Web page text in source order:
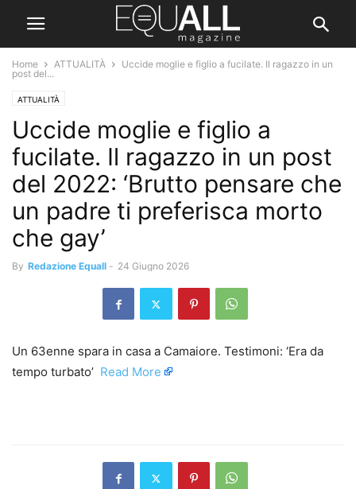
Home ATTUALITÀ
Uccide moglie e figlio a fucilate. Il ragazzo in un
post del...
ATTUALITÀ
Uccide moglie e figlio a
fucilate. Il ragazzo in un post
del 2022: ‘Brutto pensare che
un padre ti preferisca morto
che gay’
By Redazione Equall - 24 Giugno 2026
Un 63enne spara in casa a Camaiore. Testimoni: ‘Era da
tempo turbato’ ​ Read More